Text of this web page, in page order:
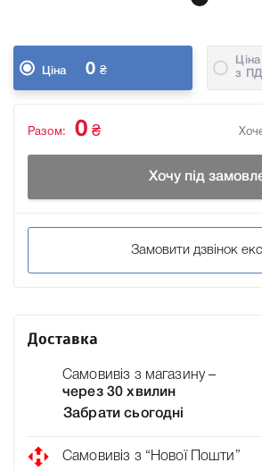
Ціна 0 ₴
Ціна
з
Разом: 0 ₴
Хочу під
Замовити дзвінок
Доставка
Самовивіз з магазину –
через 30 хвилин
Забрати сьогодні
Самовивіз з “Нової Пошти”